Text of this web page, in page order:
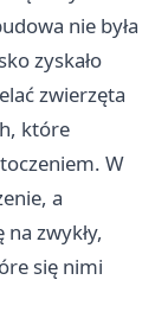
nie była
zyskało
zwierzęta
które
W
a
zwykły,
się nimi